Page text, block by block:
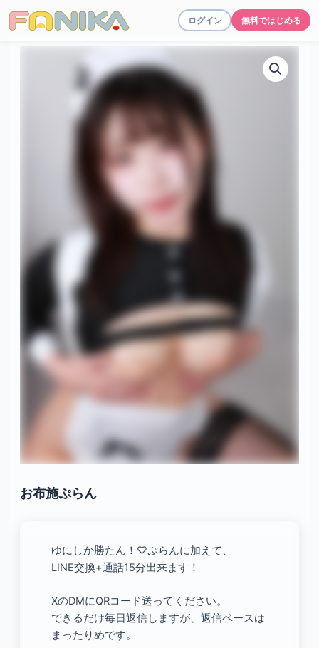
ログイン 無料ではじめる
お布施ぷらん
ゆにしか勝たん！♡ぷらんに加えて、
LINE交換+通話15分出来ます！
XのDMにQRコード送ってください。
できるだけ毎日返信しますが、返信ペースは
まったりめです。